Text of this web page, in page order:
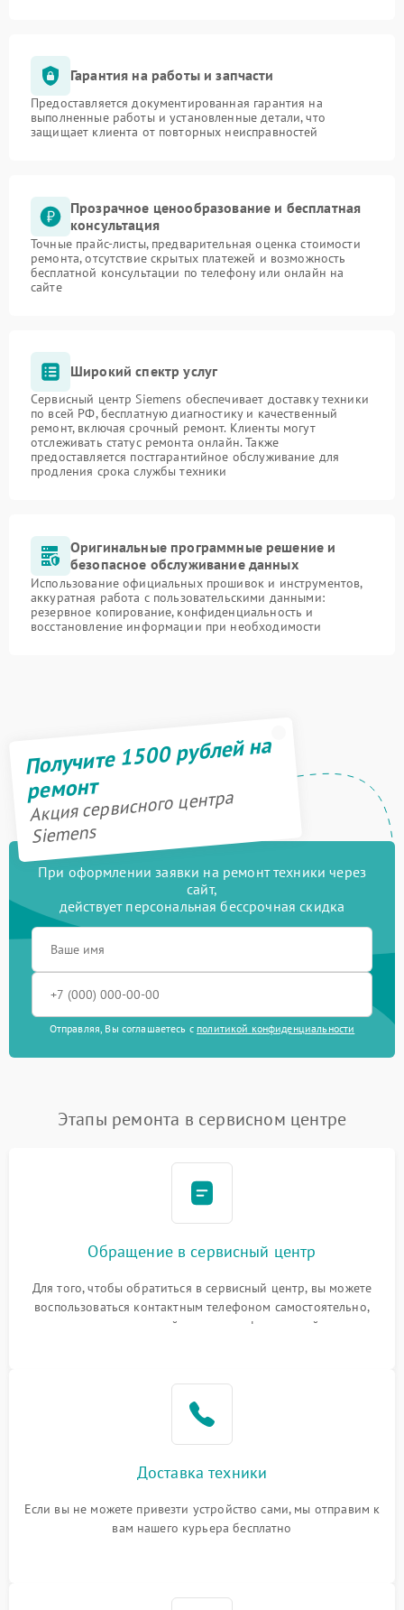
Гарантия на работы и запчасти
Предоставляется документированная гарантия на
выполненные работы и установленные детали, что
защищает клиента от повторных неисправностей
Прозрачное ценообразование и бесплатная
консультация
Точные прайс-листы, предварительная оценка стоимости
ремонта, отсутствие скрытых платежей и возможность
бесплатной консультации по телефону или онлайн на
сайте
Широкий спектр услуг
Сервисный центр Siemens обеспечивает доставку техники
по всей РФ, бесплатную диагностику и качественный
ремонт, включая срочный ремонт. Клиенты могут
отслеживать статус ремонта онлайн. Также
предоставляется постгарантийное обслуживание для
продления срока службы техники
Оригинальные программные решение и
безопасное обслуживание данных
Использование официальных прошивок и инструментов,
аккуратная работа с пользовательскими данными:
резервное копирование, конфиденциальность и
восстановление информации при необходимости
Получите 1500 рублей на
ремонт
Акция сервисного центра
Siemens
При оформлении заявки на ремонт техники через
сайт,
действует персональная бессрочная скидка
Отправляя, Вы соглашаетесь с политикой конфиденциальности
Этапы ремонта в сервисном центре
Обращение в сервисный центр
Для того, чтобы обратиться в сервисный центр, вы можете
воспользоваться контактным телефоном самостоятельно,
или оставить свой номер телефона на сайте
Доставка техники
Если вы не можете привезти устройство сами, мы отправим к
вам нашего курьера бесплатно